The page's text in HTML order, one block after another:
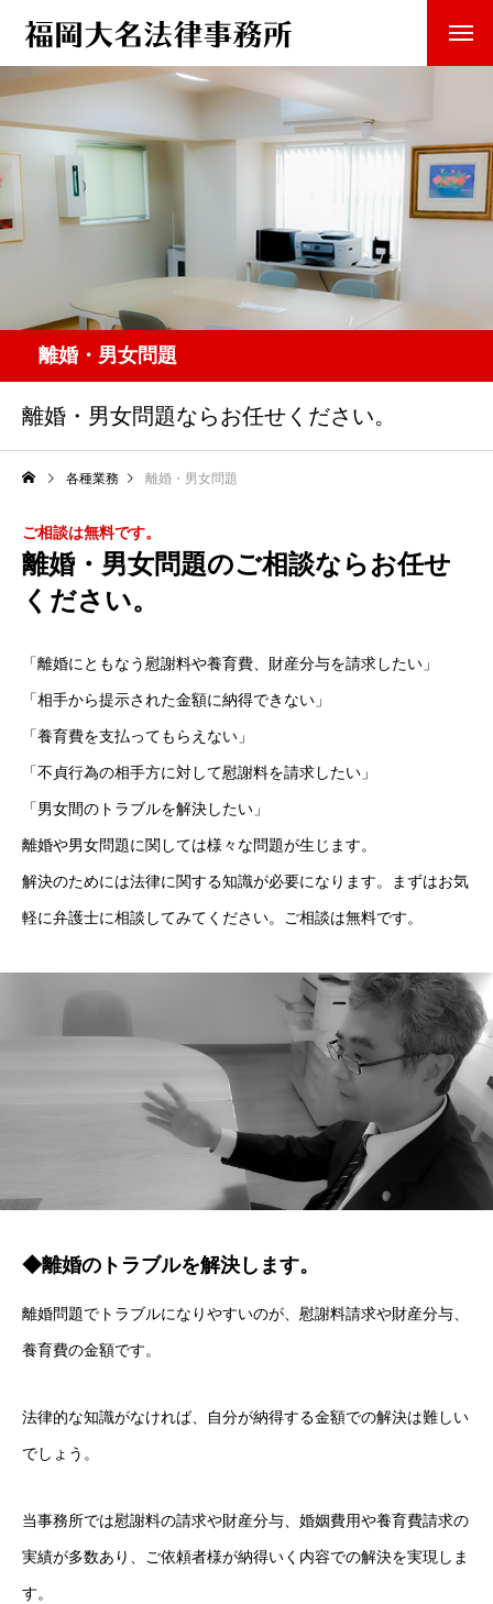
離婚・男女問題
離婚・男女問題ならお任せください。
各種業務 離婚・男女問題
ご相談は無料です。
離婚・男女問題のご相談ならお任せ
ください。
「離婚にともなう慰謝料や養育費、財産分与を請求したい」
「相手から提示された金額に納得できない」
「養育費を支払ってもらえない」
「不貞行為の相手方に対して慰謝料を請求したい」
「男女間のトラブルを解決したい」
離婚や男女問題に関しては様々な問題が生じます。
解決のためには法律に関する知識が必要になります。まずはお気
軽に弁護士に相談してみてください。ご相談は無料です。
◆離婚のトラブルを解決します。
離婚問題でトラブルになりやすいのが、慰謝料請求や財産分与、
養育費の金額です。
法律的な知識がなければ、自分が納得する金額での解決は難しい
でしょう。
当事務所では慰謝料の請求や財産分与、婚姻費用や養育費請求の
実績が多数あり、ご依頼者様が納得いく内容での解決を実現しま
す。